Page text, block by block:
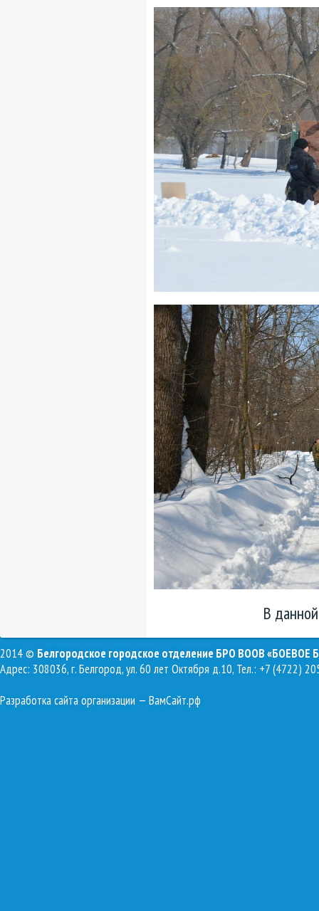
В
2014 © Белгородское городское отделение БРО ВООВ «БОЕВОЕ
Адрес: 308036, г. Белгород, ул. 60 лет Октября д.10, Тел.: +7 (4722)
Разработка сайта организации — ВамСайт.рф